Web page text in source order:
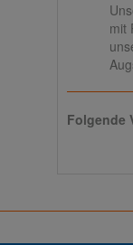
mit
Folgende